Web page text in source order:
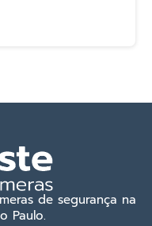
de segurança na
Paulo.